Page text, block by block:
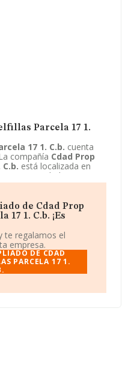
Parcela 17 1.
17 1. C.b. cuenta
compañía Cdad Prop
está localizada en
Su actividad CNAE se
de apoyo a las
Comunidad de
de Cdad Prop
1. C.b. ¡Es
te regalamos el
empresa.
DE CDAD
PARCELA 17 1.